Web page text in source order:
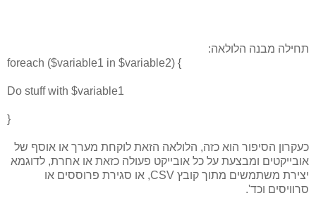
תחילה מבנה הלולאה:
foreach ($variable1 in $variable2) {
Do stuff with $variable1
}
כעקרון הסיפור הוא כזה, הלולאה הזאת לוקחת מערך או אוסף של
אובייקטים ומבצעת על כל אובייקט פעולה כזאת או אחרת, לדוגמא
יצירת משתמשים מתוך קובץ CSV, או סגירת פרוססים או
סרוויסים וכד'.